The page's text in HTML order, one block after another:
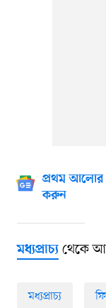
প্রথম আলোর
করুন
মধ্যপ্রাচ্যথেকে
মধ্যপ্রাচ্য